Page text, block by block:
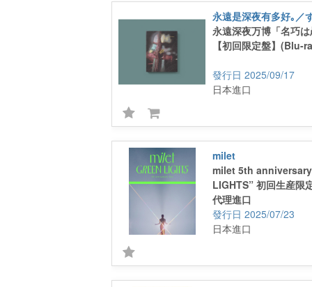
永遠深夜万博「名巧
【初回限定盤】(Blu-
2025/09/17
日本進口
milet
milet 5th
LIGHTS” 初回生産限
代理進口
2025/07/23
日本進口